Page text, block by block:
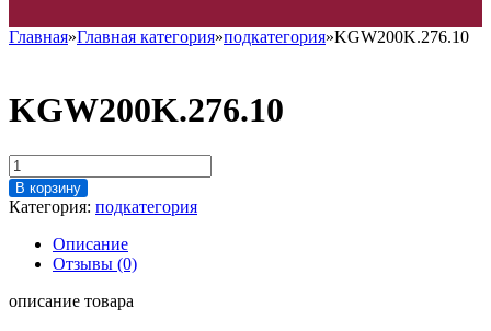
Главная»Главная категория»подкатегория»KGW200K.276.10
KGW200K.276.10
Количество
товара
KGW200K.276.10
В корзину
Категория: подкатегория
Описание
Отзывы (0)
описание товара